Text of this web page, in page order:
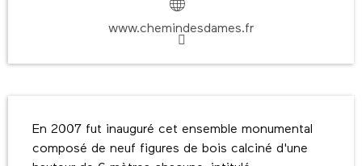
www.chemindesdames.fr
En 2007 fut inauguré cet ensemble monumental
composé de neuf figures de bois calciné d'une